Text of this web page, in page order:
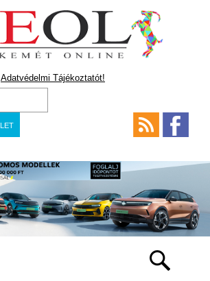
Adatvédelmi Tájékoztatót!